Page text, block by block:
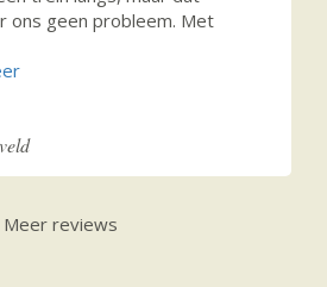
ons geen probleem. Met
Meer reviews